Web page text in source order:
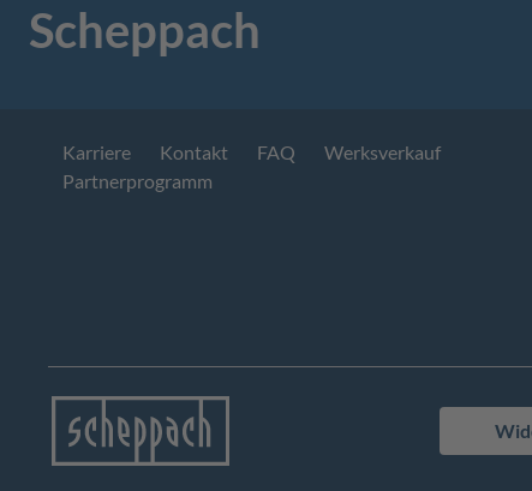
Scheppach
Karriere Kontakt FAQ
Werksverkauf
Partnerprogramm